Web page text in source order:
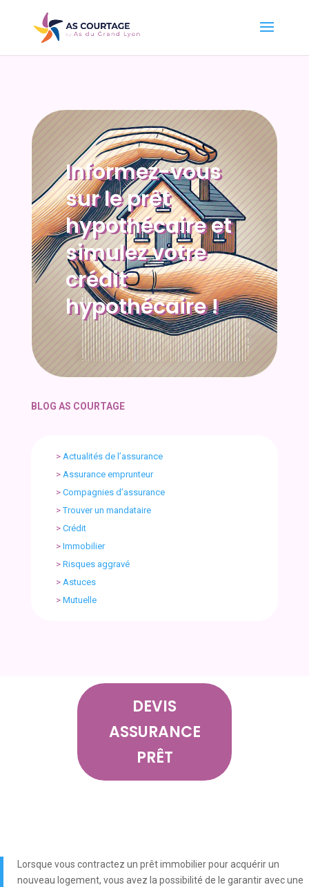
Informez-vous
sur le prêt
hypothécaire et
simulez votre
crédit
hypothécaire !
BLOG AS COURTAGE
> Actualités de l’assurance
> Assurance emprunteur
> Compagnies d’assurance
>Trouver un mandataire
> Crédit
> Immobilier
> Risques aggravé
> Astuces
> Mutuelle
DEVIS
ASSURANCE
PRÊT
Lorsque vous contractez un prêt immobilier pour acquérir un
nouveau logement, vous avez la possibilité de le garantir avec une